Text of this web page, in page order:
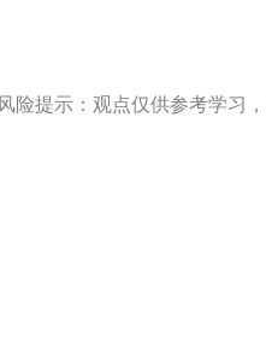
风险提示：观点仅供参考学习